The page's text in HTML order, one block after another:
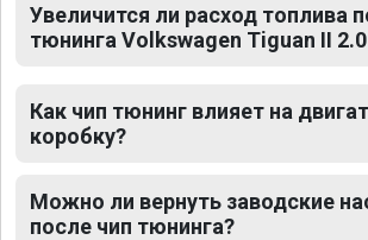
Увеличится ли расход топлива
тюнинга Volkswagen Tiguan II
Как чип тюнинг влияет на
коробку?
Можно ли вернуть заводские
после чип тюнинга?